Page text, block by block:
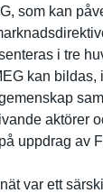
som kan
i tre
kan
aktörer
uppdrag av
var ett